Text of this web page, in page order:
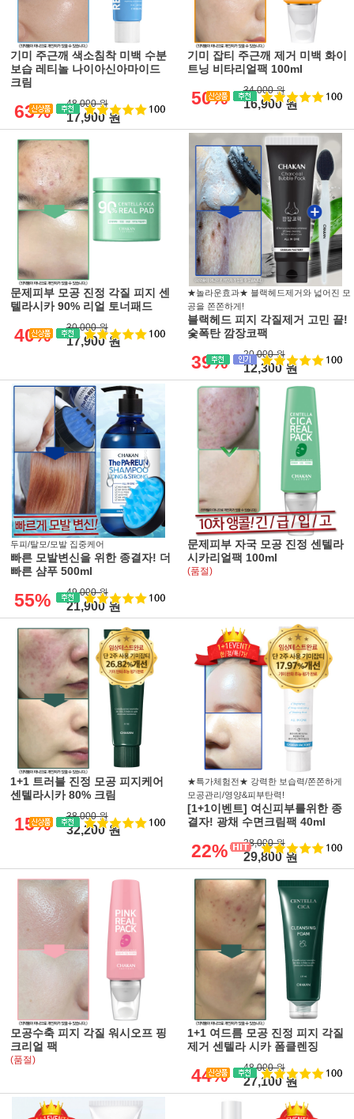
기미 주근깨 색소침착 미백 수분
보습 레티놀 나이아신아마이드
크림
63% 48,000 원
17,900 원
기미 잡티 주근깨 제거 미백 화이
트닝 비타리얼팩 100ml
50% 34,000 원
16,900 원
문제피부 모공 진정 각질 피지 센
텔라시카 90% 리얼 토너패드
40% 30,000 원
17,900 원
★놀라운효과★ 블랙헤드제거와 넓어진 모
공을 쫀쫀하게!
블랙헤드 피지 각질제거 고민 끝!
숯폭탄 깜장코팩
39% 20,000 원
12,300 원
두피/탈모/모발 집중케어
빠른 모발변신을 위한 종결자! 더
빠른 샴푸 500ml
55% 49,000 원
21,900 원
문제피부 자국 모공 진정 센텔라
시카리얼팩 100ml
(품절)
1+1 트러블 진정 모공 피지케어
센텔라시카 80% 크림
15% 38,000 원
32,200 원
★특가체험전★ 강력한 보습력/쫀쫀하게
모공관리/영양&피부탄력!
[1+1이벤트] 여신피부를위한 종
결자! 광채 수면크림팩 40ml
22% 38,000 원
29,800 원
모공수축 피지 각질 워시오프 핑
크리얼 팩
(품절)
1+1 여드름 모공 진정 피지 각질
제거 센텔라 시카 폼클렌징
44% 48,000 원
27,100 원